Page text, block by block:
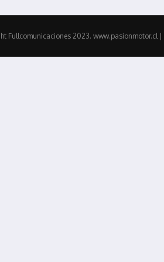
Fullcomunicaciones 2023. www.pasionmotor.cl